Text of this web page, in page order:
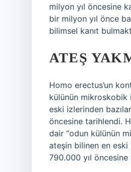
milyon yıl öncesine
bir milyon yıl önce
bilimsel kanıt
ATEŞ
Homo erectus’un
külünün mikroskobik
eski izlerinden
öncesine tarihlendi.
dair “odun külünün
ateşin bilinen en eski
790.000 yıl öncesine